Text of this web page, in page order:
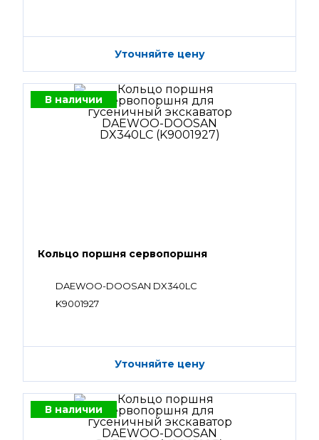
Уточняйте цену
В наличии
Кольцо поршня сервопоршня
DAEWOO-DOOSAN DX340LC
K9001927
Уточняйте цену
В наличии